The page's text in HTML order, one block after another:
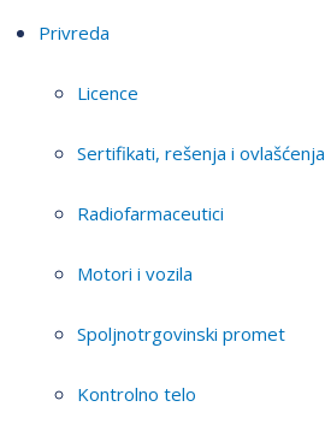
Privreda
Licence
Sertifikati, rešenja i ovlašćenja
Radiofarmaceutici
Motori i vozila
Spoljnotrgovinski promet
Kontrolno telo